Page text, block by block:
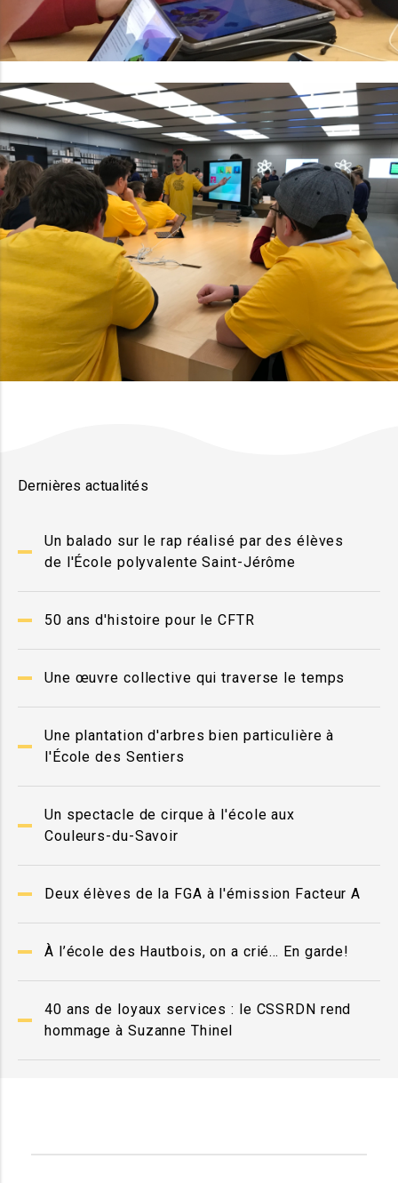
Dernières actualités
Un balado sur le rap réalisé par des élèves
de l'École polyvalente Saint-Jérôme
50 ans d'histoire pour le CFTR
Une œuvre collective qui traverse le temps
Une plantation d'arbres bien particulière à
l'École des Sentiers
Un spectacle de cirque à l'école aux
Couleurs-du-Savoir
Deux élèves de la FGA à l'émission Facteur A
À l’école des Hautbois, on a crié… En garde!
40 ans de loyaux services : le CSSRDN rend
hommage à Suzanne Thinel